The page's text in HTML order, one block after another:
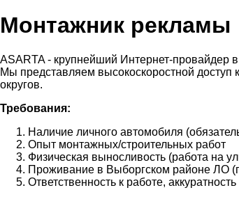
Монтажник рекламы
ASARTA - крупнейший Интернет-провайдер
Мы представляем высокоскоростной
округов.
Требования:
Наличие личного автомобиля
Опыт монтажных/строительных работ
Физическая выносливость (работа на
Проживание в Выборгском районе ЛО
Ответственность к работе,